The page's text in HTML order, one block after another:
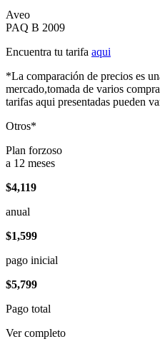
Aveo
PAQ B 2009
Encuentra tu tarifa aqui
*La comparación de precios es
mercado,tomada de varios
tarifas aqui presentadas pueden
Otros*
Plan forzoso
a 12 meses
$4,119
anual
$1,599
pago inicial
$5,799
Pago total
Ver completo